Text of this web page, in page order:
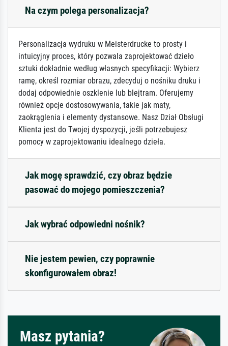
Na czym polega personalizacja?
Personalizacja wydruku w Meisterdrucke to prosty i
intuicyjny proces, który pozwala zaprojektować dzieło
sztuki dokładnie według własnych specyfikacji: Wybierz
ramę, określ rozmiar obrazu, zdecyduj o nośniku druku i
dodaj odpowiednie oszklenie lub blejtram. Oferujemy
również opcje dostosowywania, takie jak maty,
zaokrąglenia i elementy dystansowe. Nasz Dział Obsługi
Klienta jest do Twojej dyspozycji, jeśli potrzebujesz
pomocy w zaprojektowaniu idealnego dzieła.
Jak mogę sprawdzić, czy obraz będzie
pasować do mojego pomieszczenia?
Jak wybrać odpowiedni nośnik?
Nie jestem pewien, czy poprawnie
skonfigurowałem obraz!
Masz pytania?